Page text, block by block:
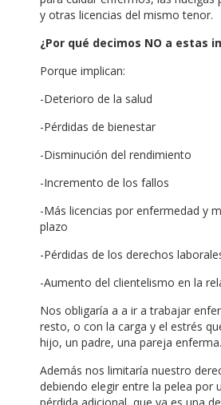
y otras licencias del mismo tenor.
¿Por qué decimos NO a estas
Porque implican:
-Deterioro de la salud
-Pérdidas de bienestar
-Disminución del rendimiento
-Incremento de los fallos
-Más licencias por enfermedad y
plazo
-Pérdidas de los derechos
-Aumento del clientelismo en la
Nos obligaría a a ir a trabajar
resto, o con la carga y el estrés
hijo, un padre, una pareja enferma.
Además nos limitaría nuestro
debiendo elegir entre la pelea por
pérdida adicional, que ya es una